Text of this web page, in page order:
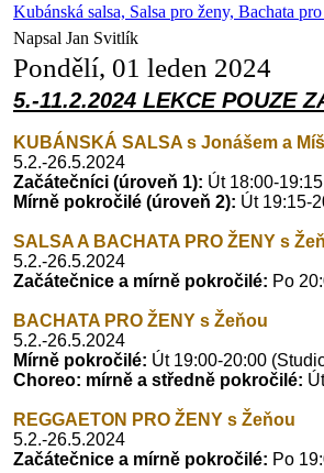
Kubánská salsa, Salsa pro ženy, Bachata
Napsal Jan Svitlík
Pondělí, 01 leden 2024
5.-11.2.2024 LEKCE POUZE
KUBÁNSKÁ SALSA s Jonášem a
5.2.-26.5.2024
Začátečníci (úroveň 1): Út 18:00-
Mírně pokročilé (úroveň 2): Út 19:15-
SALSA A BACHATA PRO ŽENY s
5.2.-26.5.2024
Začátečnice a mírně pokročilé: Po
BACHATA PRO ŽENY s Žeňou
5.2.-26.5.2024
Mírně pokročilé: Út 19:00-20:00
Choreo: mírně a středně pokročilé:
REGGAETON PRO ŽENY s Žeňou
5.2.-26.5.2024
Začátečnice a mírně pokročilé: Po